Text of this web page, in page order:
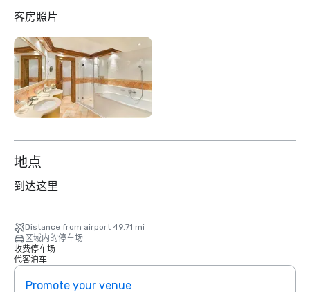
客房照片
地点
到达这里
Distance from airport 49.71 mi
区域内的停车场
收费停车场
代客泊车
Promote your venue